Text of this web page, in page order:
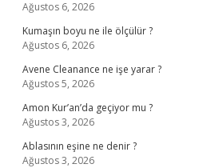
Ağustos 6, 2026
Kumaşın boyu ne ile ölçülür ?
Ağustos 6, 2026
Avene Cleanance ne işe yarar ?
Ağustos 5, 2026
Amon Kur’an’da geçiyor mu ?
Ağustos 3, 2026
Ablasının eşine ne denir ?
Ağustos 3, 2026